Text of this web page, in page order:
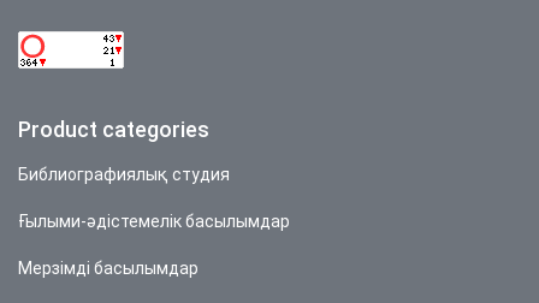
Product categories
Библиографиялық студия
Ғылыми-әдістемелік басылымдар
Мерзімді басылымдар